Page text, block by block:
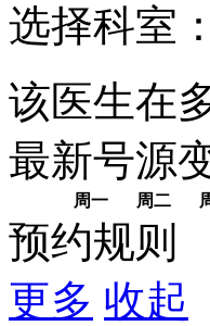
选择科室：
该医生在
最新号源
周一 周二
预约规则
更多 收起